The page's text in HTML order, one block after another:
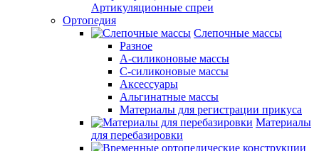
Артикуляционные спреи
Ортопедия
Слепочные массы
Разное
А-силиконовые массы
С-силиконовые массы
Аксессуары
Альгинатные массы
Материалы для регистрации прикуса
Материалы
для перебазировки